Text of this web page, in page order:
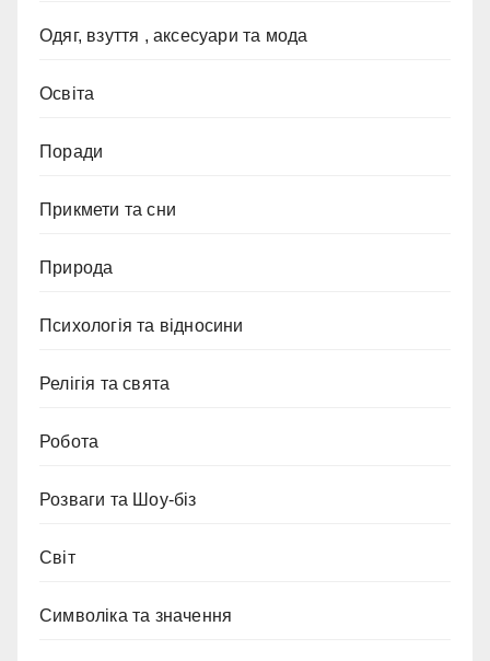
Одяг, взуття , аксесуари та мода
Освіта
Поради
Прикмети та сни
Природа
Психологія та відносини
Релігія та свята
Робота
Розваги та Шоу-біз
Світ
Символіка та значення